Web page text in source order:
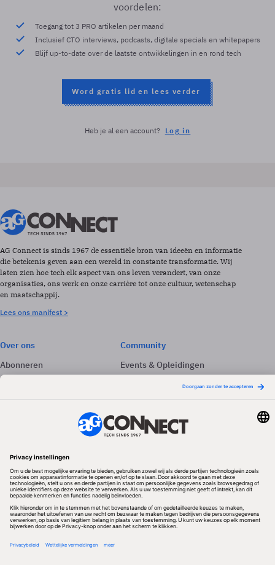
voordelen:
Toegang tot 3 PRO artikelen per maand
Inclusief CTO interviews, podcasts, digitale specials en whitepapers
Blijf up-to-date over de laatste ontwikkelingen in en rond tech
Word gratis lid en lees verder
Heb je al een account? Log in
AG Connect is sinds 1967 de essentiële bron van ideeën en informatie
die betekenis geven aan een wereld in constante transformatie. Wij
laten zien hoe tech elk aspect van ons leven verandert, van onze
organisaties, ons werk en onze carrière tot onze cultuur, wetenschap
en maatschappij.
Lees ons manifest >
Over ons
Abonneren
Adverteren
Community
Events & Opleidingen
Nieuwsbrieven
Volg ons
Redactionele partner